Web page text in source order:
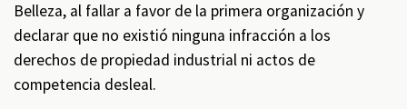
Belleza, al fallar a favor de la primera organización y
declarar que no existió ninguna infracción a los
derechos de propiedad industrial ni actos de
competencia desleal.